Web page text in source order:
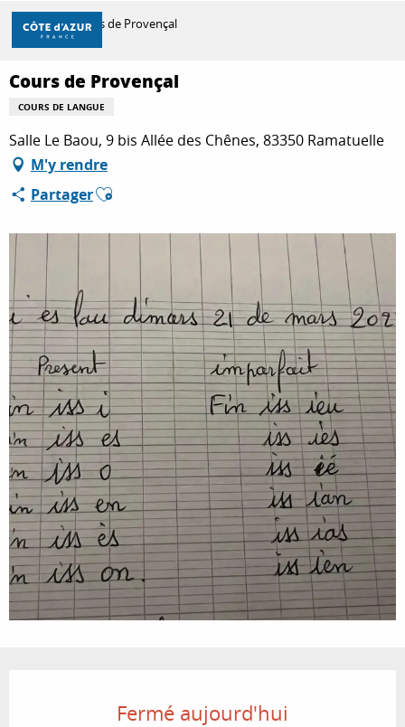
Aller
contenu
principal
DÉCOUVRIR
À FAIRE
SÉJOURNER
Accueil Cours de Provençal
Cours de Provençal
COURS DE LANGUE
Salle Le Baou, 9 bis Allée des Chênes, 83350 Ramatuelle
M'y rendre
PartagerAjouter aux favoris
Fermé aujourd'hui